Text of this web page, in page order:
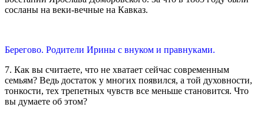
сосланы на веки-вечные на Кавказ.
Берегово. Родители Ирины с внуком и правнуками.
7. Как вы считаете, что не хватает сейчас современным
семьям? Ведь достаток у многих появился, а той духовности,
тонкости, тех трепетных чувств все меньше становится. Что
вы думаете об этом?